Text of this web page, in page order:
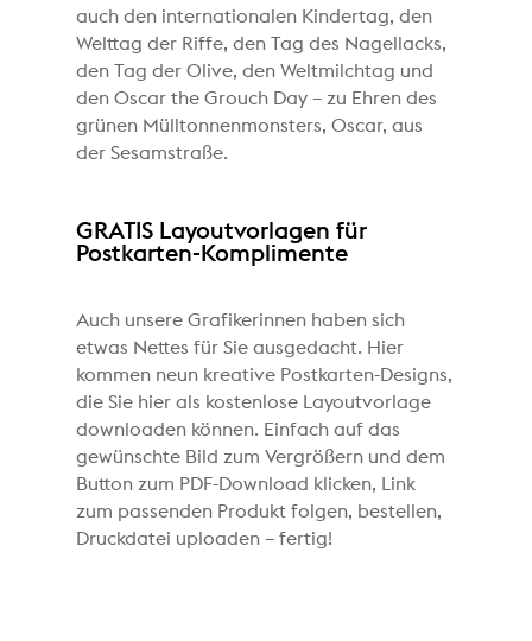
auch den internationalen Kindertag, den
Welttag der Riffe, den Tag des Nagellacks,
den Tag der Olive, den Weltmilchtag und
den Oscar the Grouch Day – zu Ehren des
grünen Mülltonnenmonsters, Oscar, aus
der Sesamstraße.
GRATIS Layoutvorlagen für
Postkarten-Komplimente
Auch unsere Grafikerinnen haben sich
etwas Nettes für Sie ausgedacht. Hier
kommen neun kreative Postkarten-Designs,
die Sie hier als kostenlose Layoutvorlage
downloaden können. Einfach auf das
gewünschte Bild zum Vergrößern und dem
Button zum PDF-Download klicken, Link
zum passenden Produkt folgen, bestellen,
Druckdatei uploaden – fertig!